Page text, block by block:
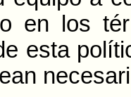
en los
esta